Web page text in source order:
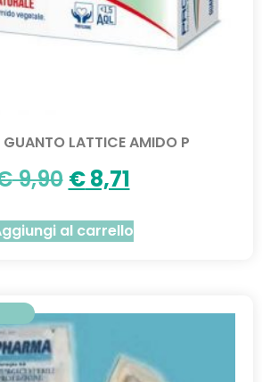
GUANTO LATTICE AMIDO P
9,90 €8,71
al carrello